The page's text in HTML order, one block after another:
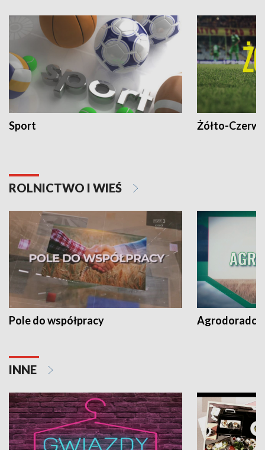
Sport Żółto-
ROLNICTWO I WIEŚ
Pole do współpracy Agrodoradcy
INNE